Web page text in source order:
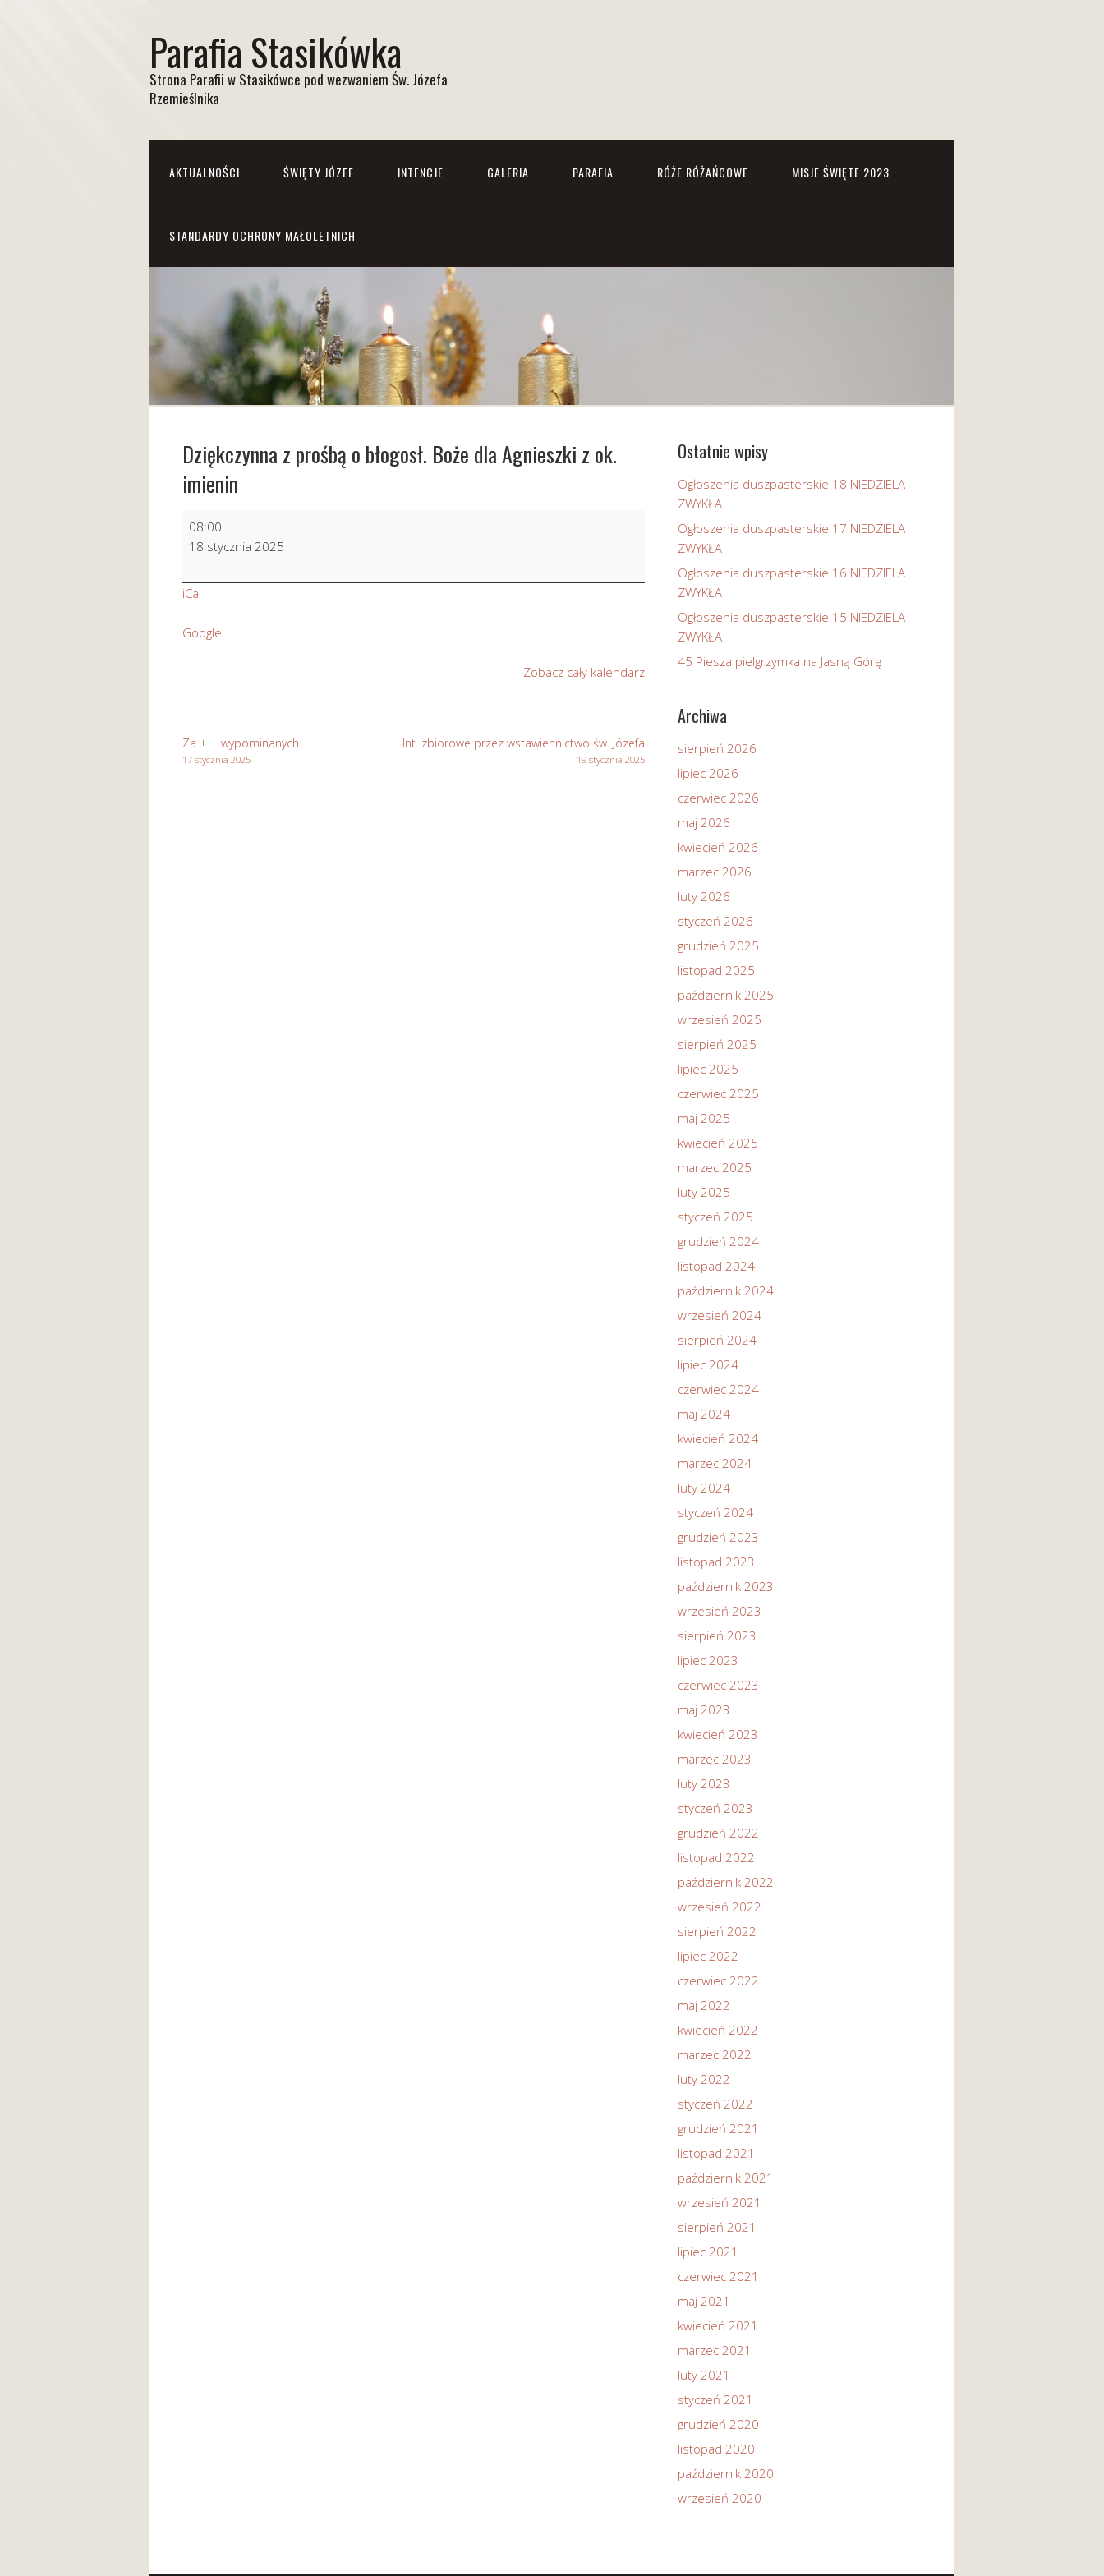
Parafia Stasikówka
Strona Parafii w Stasikówce pod wezwaniem Św. Józefa
Rzemieślnika
AKTUALNOŚCI ŚWIĘTY JÓZEF INTENCJE GALERIA PARAFIA RÓŻE RÓŻAŃCOWE MISJE ŚWIĘTE 2023
STANDARDY OCHRONY MAŁOLETNICH
Dziękczynna z prośbą o błogosł. Boże dla Agnieszki z ok.
imienin
Dziękczynna
prośbą
o
błogosł.
dla
08:00
18 stycznia 2025
iCal
Google
Zobacz cały kalendarz
Za + + wypominanych
17 stycznia 2025
Int. zbiorowe przez wstawiennictwo św. Józefa
19 stycznia 2025
Ostatnie wpisy
Ogłoszenia duszpasterskie 18 NIEDZIELA
ZWYKŁA
Ogłoszenia duszpasterskie 17 NIEDZIELA
ZWYKŁA
Ogłoszenia duszpasterskie 16 NIEDZIELA
ZWYKŁA
Ogłoszenia duszpasterskie 15 NIEDZIELA
ZWYKŁA
45 Piesza pielgrzymka na Jasną Górę
Archiwa
sierpień 2026
lipiec 2026
czerwiec 2026
maj 2026
kwiecień 2026
marzec 2026
luty 2026
styczeń 2026
grudzień 2025
listopad 2025
październik 2025
wrzesień 2025
sierpień 2025
lipiec 2025
czerwiec 2025
maj 2025
kwiecień 2025
marzec 2025
luty 2025
styczeń 2025
grudzień 2024
listopad 2024
październik 2024
wrzesień 2024
sierpień 2024
lipiec 2024
czerwiec 2024
maj 2024
kwiecień 2024
marzec 2024
luty 2024
styczeń 2024
grudzień 2023
listopad 2023
październik 2023
wrzesień 2023
sierpień 2023
lipiec 2023
czerwiec 2023
maj 2023
kwiecień 2023
marzec 2023
luty 2023
styczeń 2023
grudzień 2022
listopad 2022
październik 2022
wrzesień 2022
sierpień 2022
lipiec 2022
czerwiec 2022
maj 2022
kwiecień 2022
marzec 2022
luty 2022
styczeń 2022
grudzień 2021
listopad 2021
październik 2021
wrzesień 2021
sierpień 2021
lipiec 2021
czerwiec 2021
maj 2021
kwiecień 2021
marzec 2021
luty 2021
styczeń 2021
grudzień 2020
listopad 2020
październik 2020
wrzesień 2020